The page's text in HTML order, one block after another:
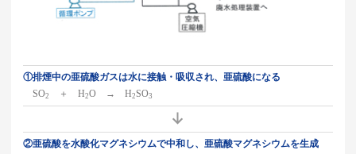
①排煙中の亜硫酸ガスは水に接触・吸収され、亜硫酸になる
SO2 ＋ H2O → H2SO3
②亜硫酸を水酸化マグネシウムで中和し、亜硫酸マグネシウムを生成